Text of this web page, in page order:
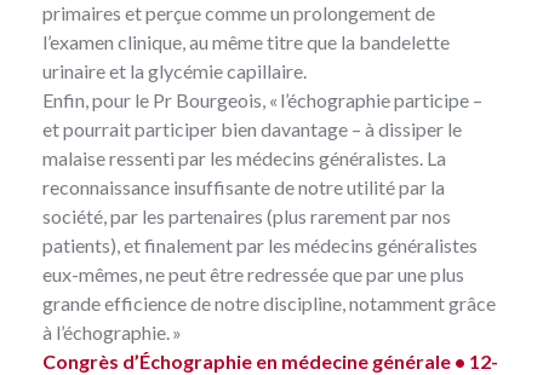
primaires et perçue comme un prolongement de
l’examen clinique, au même titre que la bandelette
urinaire et la glycémie capillaire.
Enfin, pour le Pr Bourgeois, « l’échographie participe –
et pourrait participer bien davantage – à dissiper le
malaise ressenti par les médecins généralistes. La
reconnaissance insuffisante de notre utilité par la
société, par les partenaires (plus rarement par nos
patients), et finalement par les médecins généralistes
eux-mêmes, ne peut être redressée que par une plus
grande efficience de notre discipline, notamment grâce
à l’échographie. »
Congrès d’Échographie en médecine générale • 12-